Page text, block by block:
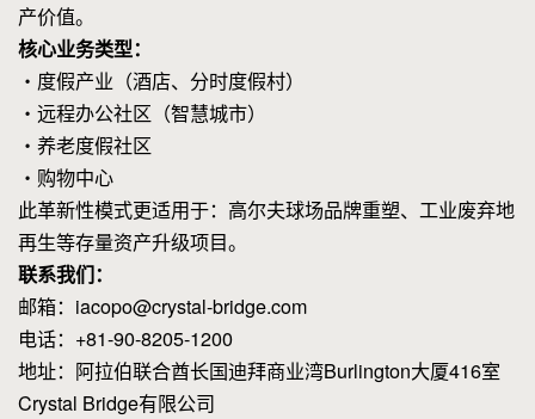
产价值。
核心业务类型：
・度假产业（酒店、分时度假村）
・远程办公社区（智慧城市）
・养老度假社区
・购物中心
此革新性模式更适用于：高尔夫球场品牌重塑、工业废弃地
再生等存量资产升级项目。
联系我们：
邮箱：iacopo@crystal-bridge.com
电话：+81-90-8205-1200
地址：阿拉伯联合酋长国迪拜商业湾Burlington大厦416室
Crystal Bridge有限公司